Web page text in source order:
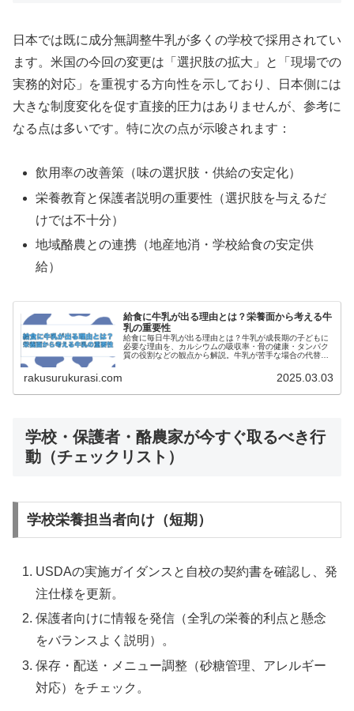
日本では既に成分無調整牛乳が多くの学校で採用されてい
ます。米国の今回の変更は「選択肢の拡大」と「現場での
実務的対応」を重視する方向性を示しており、日本側には
大きな制度変化を促す直接的圧力はありませんが、参考に
なる点は多いです。特に次の点が示唆されます：
飲用率の改善策（味の選択肢・供給の安定化）
栄養教育と保護者説明の重要性（選択肢を与えるだ
けでは不十分）
地域酪農との連携（地産地消・学校給食の安定供
給）
給食に牛乳が出る理由とは？栄養面から考える牛
乳の重要性
給食に毎日牛乳が出る理由とは？牛乳が成長期の子どもに
必要な理由を、カルシウムの吸収率・骨の健康・タンパク
質の役割などの観点から解説。牛乳が苦手な場合の代替食
rakusurukurasi.com 2025.03.03
学校・保護者・酪農家が今すぐ取るべき行
動（チェックリスト）
学校栄養担当者向け（短期）
USDAの実施ガイダンスと自校の契約書を確認し、発
注仕様を更新。
保護者向けに情報を発信（全乳の栄養的利点と懸念
をバランスよく説明）。
保存・配送・メニュー調整（砂糖管理、アレルギー
対応）をチェック。